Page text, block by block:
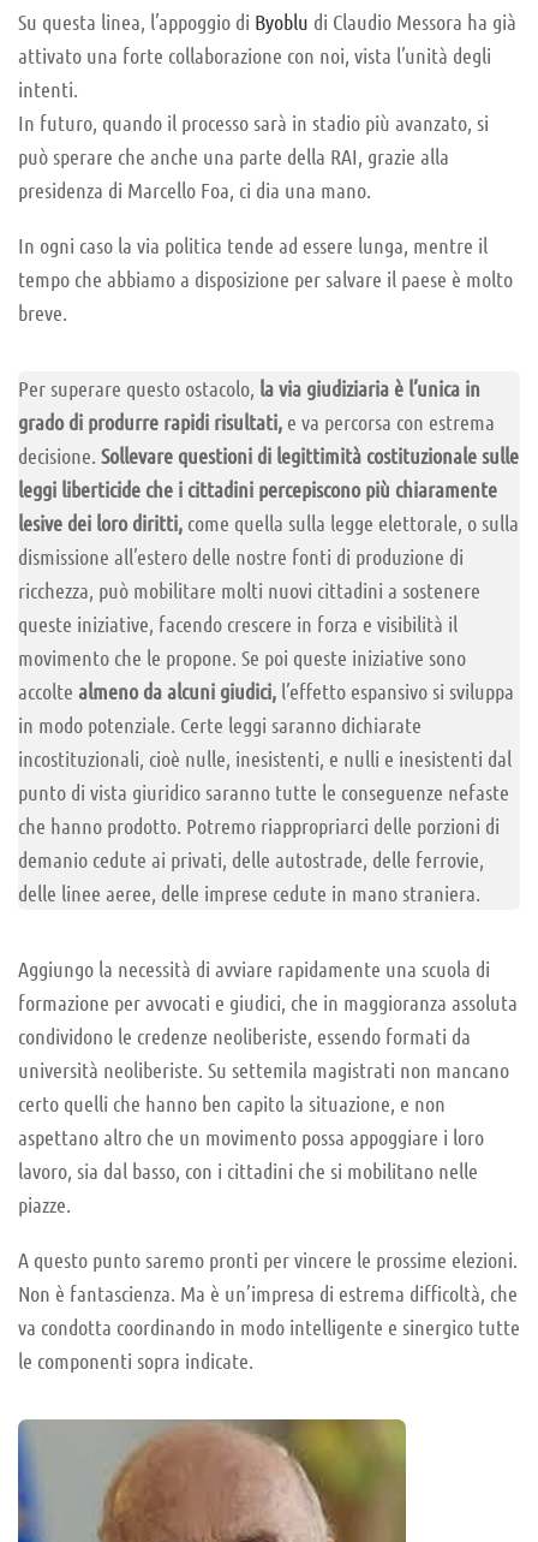
Su questa linea, l’appoggio di Byoblu di Claudio Messora ha già
attivato una forte collaborazione con noi, vista l’unità degli
intenti.
In futuro, quando il processo sarà in stadio più avanzato, si
può sperare che anche una parte della RAI, grazie alla
presidenza di Marcello Foa, ci dia una mano.
In ogni caso la via politica tende ad essere lunga, mentre il
tempo che abbiamo a disposizione per salvare il paese è molto
breve.
Per superare questo ostacolo, la via giudiziaria è l’unica in
grado di produrre rapidi risultati, e va percorsa con estrema
decisione. Sollevare questioni di legittimità costituzionale sulle
leggi liberticide che i cittadini percepiscono più chiaramente
lesive dei loro diritti, come quella sulla legge elettorale, o sulla
dismissione all’estero delle nostre fonti di produzione di
ricchezza, può mobilitare molti nuovi cittadini a sostenere
queste iniziative, facendo crescere in forza e visibilità il
movimento che le propone. Se poi queste iniziative sono
accolte almeno da alcuni giudici, l’effetto espansivo si sviluppa
in modo potenziale. Certe leggi saranno dichiarate
incostituzionali, cioè nulle, inesistenti, e nulli e inesistenti dal
punto di vista giuridico saranno tutte le conseguenze nefaste
che hanno prodotto. Potremo riappropriarci delle porzioni di
demanio cedute ai privati, delle autostrade, delle ferrovie,
delle linee aeree, delle imprese cedute in mano straniera.
Aggiungo la necessità di avviare rapidamente una scuola di
formazione per avvocati e giudici, che in maggioranza assoluta
condividono le credenze neoliberiste, essendo formati da
università neoliberiste. Su settemila magistrati non mancano
certo quelli che hanno ben capito la situazione, e non
aspettano altro che un movimento possa appoggiare i loro
lavoro, sia dal basso, con i cittadini che si mobilitano nelle
piazze.
A questo punto saremo pronti per vincere le prossime elezioni.
Non è fantascienza. Ma è un’impresa di estrema difficoltà, che
va condotta coordinando in modo intelligente e sinergico tutte
le componenti sopra indicate.